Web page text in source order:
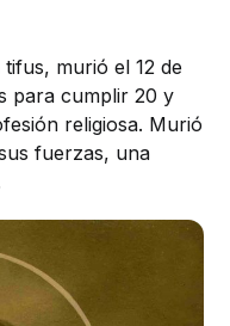
murió el 12 de
para cumplir 20 y
religiosa. Murió
fuerzas, una